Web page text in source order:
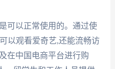
可以正常使用的。通过使
以观看爱奇艺,还能流畅访
在中国电商平台进行购